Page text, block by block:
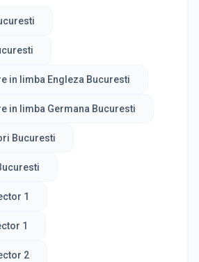
in limba Engleza Bucuresti
in limba Germana Bucuresti
Bucuresti
1
1
2